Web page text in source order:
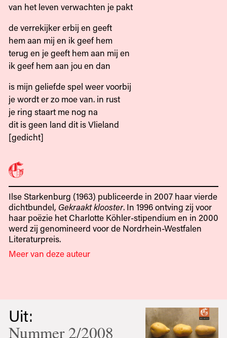
van het leven verwachten je pakt
de verrekijker erbij en geeft
hem aan mij en ik geef hem
terug en je geeft hem aan mij en
ik geef hem aan jou en dan
is mijn geliefde spel weer voorbij
je wordt er zo moe van. in rust
je ring staart me nog na
dit is geen land dit is Vlieland
[gedicht]
Ilse Starkenburg (1963) publiceerde in 2007 haar vierde
dichtbundel, Gekraakt klooster. In 1996 ontving zij voor
haar poëzie het Charlotte Köhler-stipendium en in 2000
werd zij genomineerd voor de Nordrhein-Westfalen
Literaturpreis.
Meer van deze auteur
Uit:
Nummer 2/2008